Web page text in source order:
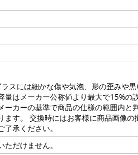
スには細かな傷や気泡、形の歪みや
量はメーカー公称値より最大で15%の
ーカーの基準で商品の仕様の範囲内と
ます。 交換時にはお客様に商品画像の
承ください。
だけません。